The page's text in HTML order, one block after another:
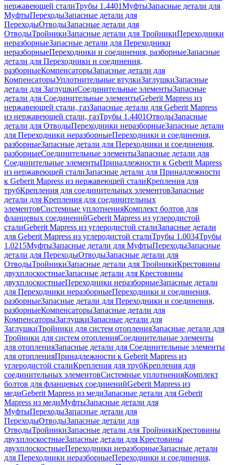
нержавеющей сталиТрубы 1.4401МуфтыЗапасные детали для
МуфтыПереходыЗапасные детали для
ПереходыОтводыЗапасные детали для
ОтводыТройникиЗапасные детали для ТройникиПереходники
неразборныеЗапасные детали для Переходники
неразборныеПереходники и соединения, разборныеЗапасные
детали для Переходники и соединения,
разборныеКомпенсаторыЗапасные детали для
КомпенсаторыУплотнительные втулкиЗаглушкиЗапасные
детали для ЗаглушкиСоединительные элементыЗапасные
детали для Соединительные элементыGeberit Mapress из
нержавеющей стали, газЗапасные детали для Geberit Mapress
из нержавеющей стали, газТрубы 1.4401ОтводыЗапасные
детали для ОтводыПереходники неразборныеЗапасные детали
для Переходники неразборныеПереходники и соединения,
разборныеЗапасные детали для Переходники и соединения,
разборныеСоединительные элементыЗапасные детали для
Соединительные элементыПринадлежности к Geberit Mapress
из нержавеющей сталиЗапасные детали для Принадлежности
к Geberit Mapress из нержавеющей сталиКрепления для
трубКрепления для соединительных элементовЗапасные
детали для Крепления для соединительных
элементовСистемные уплотненияКомплект болтов для
фланцевых соединенийGeberit Mapress из углеродистой
сталиGeberit Mapress из углеродистой сталиЗапасные детали
для Geberit Mapress из углеродистой сталиТрубы 1.0034Трубы
1.0215МуфтыЗапасные детали для МуфтыПереходыЗапасные
детали для ПереходыОтводыЗапасные детали для
ОтводыТройникиЗапасные детали для ТройникиКрестовины
двухплоскостныеЗапасные детали для Крестовины
двухплоскостныеПереходники неразборныеЗапасные детали
для Переходники неразборныеПереходники и соединения,
разборныеЗапасные детали для Переходники и соединения,
разборныеКомпенсаторыЗапасные детали для
КомпенсаторыЗаглушкиЗапасные детали для
ЗаглушкиТройники для систем отопленияЗапасные детали для
Тройники для систем отопленияСоединительные элементы
для отопленияЗапасные детали для Соединительные элементы
для отопленияПринадлежности к Geberit Mapress из
углеродистой сталиКрепления для трубКрепления для
соединительных элементовСистемные уплотненияКомплект
болтов для фланцевых соединенийGeberit Mapress из
медиGeberit Mapress из медиЗапасные детали для Geberit
Mapress из медиМуфтыЗапасные детали для
МуфтыПереходыЗапасные детали для
ПереходыОтводыЗапасные детали для
ОтводыТройникиЗапасные детали для ТройникиКрестовины
двухплоскостныеЗапасные детали для Крестовины
двухплоскостныеПереходники неразборныеЗапасные детали
для Переходники неразборныеПереходники и соединения,